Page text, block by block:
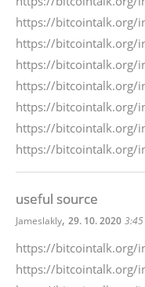
https://bitcointalk.org/
https://bitcointalk.org/
https://bitcointalk.org/
https://bitcointalk.org/
https://bitcointalk.org/
https://bitcointalk.org/
https://bitcointalk.org/
useful source
Jameslakly, 29. 10. 2020 3:45
https://bitcointalk.org/
https://bitcointalk.org/